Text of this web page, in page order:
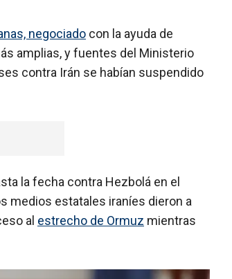
negociado con la ayuda de
amplias, y fuentes del Ministerio
contra Irán se habían suspendido
la fecha contra Hezbolá en el
medios estatales iraníes dieron a
al estrecho de Ormuz mientras